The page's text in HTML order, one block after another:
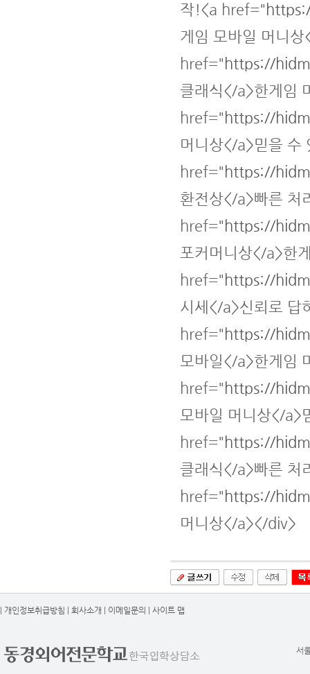
작!<a href="
게임 모바일 머니
href=" https://
클래식</a>한게임
href=" https://
머니상</a>믿을 수
href=" https://
환전상</a>빠른 처
href=" https://
포커머니상</a>한
href=" https://
시세</a>신뢰로 답
href=" https://
모바일</a>한게임
href=" https://
모바일 머니상</a>
href=" https://
클래식</a>빠른 처
href=" https://
머니상</a></div>
개인정보취급방침 회사소개 이메일문의 사이트 맵
서